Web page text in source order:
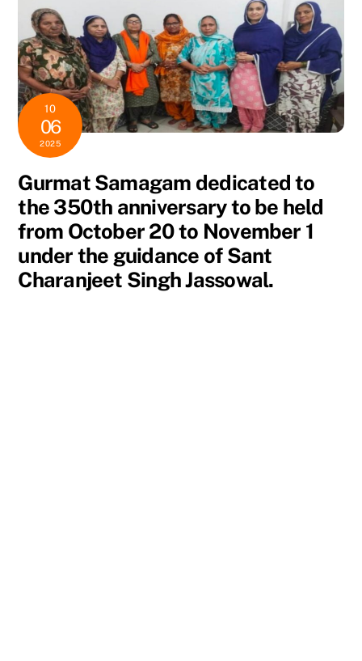
10
06
2025
Gurmat Samagam dedicated to
the 350th anniversary to be held
from October 20 to November 1
under the guidance of Sant
Charanjeet Singh Jassowal.